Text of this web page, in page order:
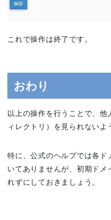
これで操作は終了です。
おわり
以上の操作を行うことで、
ィレクトリ）を見られないよ
特に、公式のヘルプでは各
いてありませんが、初期ドメ
れずにしておきましょう。